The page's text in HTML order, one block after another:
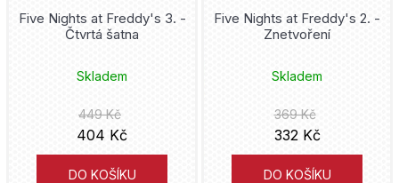
Five Nights at Freddy's 3. -
Čtvrtá šatna
Skladem
449 Kč
404 Kč
DO KOŠÍKU
Five Nights at Freddy's 2. -
Znetvoření
Skladem
369 Kč
332 Kč
DO KOŠÍKU